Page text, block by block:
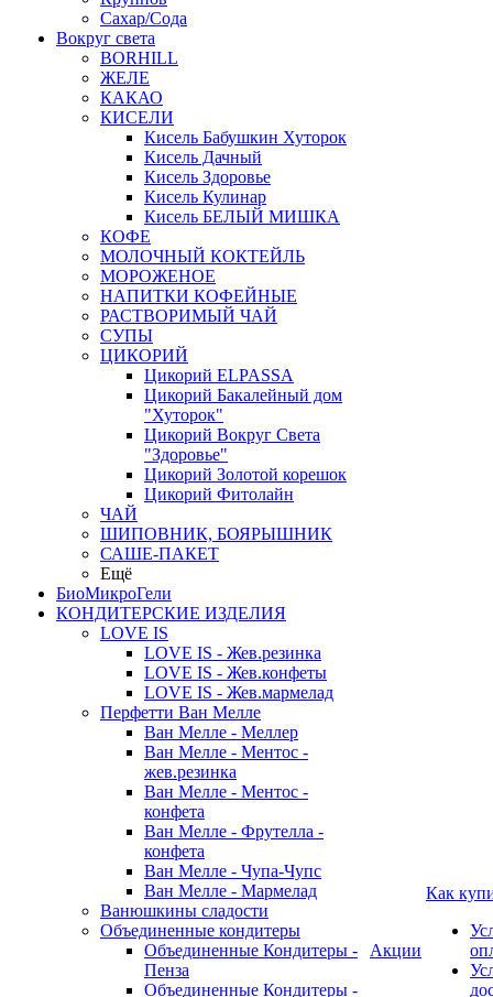
Сахар/Сода
Вокруг света
BORHILL
ЖЕЛЕ
КАКАО
КИСЕЛИ
Кисель Бабушкин Хуторок
Кисель Дачный
Кисель Здоровье
Кисель Кулинар
Кисель БЕЛЫЙ МИШКА
КОФЕ
МОЛОЧНЫЙ КОКТЕЙЛЬ
МОРОЖЕНОЕ
НАПИТКИ КОФЕЙНЫЕ
РАСТВОРИМЫЙ ЧАЙ
СУПЫ
ЦИКОРИЙ
Цикорий ELPASSA
Цикорий Бакалейный дом
"Хуторок"
Цикорий Вокруг Света
"Здоровье"
Цикорий Золотой корешок
Цикорий Фитолайн
ЧАЙ
ШИПОВНИК, БОЯРЫШНИК
САШЕ-ПАКЕТ
Ещё
БиоМикроГели
КОНДИТЕРСКИЕ ИЗДЕЛИЯ
LOVE IS
LOVE IS - Жев.резинка
LOVE IS - Жев.конфеты
LOVE IS - Жев.мармелад
Перфетти Ван Мелле
Ван Мелле - Меллер
Ван Мелле - Ментос -
жев.резинка
Ван Мелле - Ментос -
конфета
Ван Мелле - Фрутелла -
конфета
Ван Мелле - Чупа-Чупс
Ван Мелле - Мармелад
Ванюшкины сладости
Объединенные кондитеры
Объединенные Кондитеры -
Пенза
Объединенные Кондитеры -
Акции
Как